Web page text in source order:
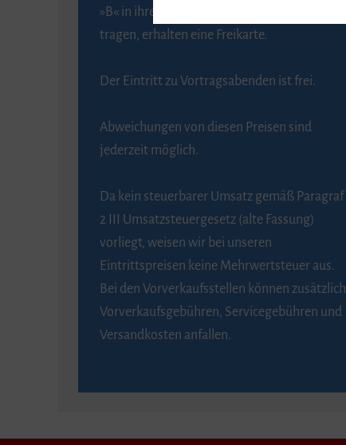
»B« in ihrem Schwerbehindertenausweis
tragen, erhalten eine Freikarte.
Der Eintritt zu Vortragsabenden ist frei.
Abweichungen von diesen Preisen sind
jederzeit möglich.
Da kein steuerbarer Umsatz gemäß Paragraf
2 III Umsatzsteuergesetz (alte Fassung)
vorliegt, weisen wir bei unseren
Eintrittspreisen keine Mehrwertsteuer aus.
Bei den Vorverkaufsstellen können zusätzlich
Vorverkaufsgebühren, Servicegebühren und
Versandkosten anfallen.